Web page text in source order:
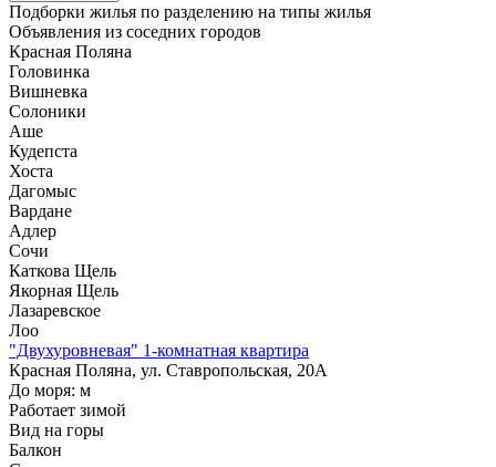
Подборки жилья по разделению на типы жилья
Объявления из соседних городов
Красная Поляна
Головинка
Вишневка
Солоники
Аше
Кудепста
Хоста
Дагомыс
Вардане
Адлер
Сочи
Каткова Щель
Якорная Щель
Лазаревское
Лоо
"Двухуровневая" 1-комнатная квартира
Красная Поляна, ул. Ставропольская, 20А
До моря: м
Работает зимой
Вид на горы
Балкон